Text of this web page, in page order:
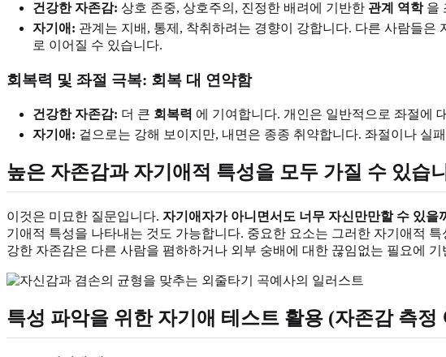
건강한 자존감: 상호 존중, 상호주의, 진정한 배려에 기반한 관계 역학을
자기애: 관계는 지배, 통제, 착취하려는 경향이 강합니다. 다른 사람들
로 이어질 수 있습니다.
회복력 및 좌절 극복: 회복 대 연약함
건강한 자존감: 더 큰 회복력 에 기여합니다. 개인은 일반적으로 좌절에
자기애: 겉으로는 강해 보이지만, 내면은 종종 취약합니다. 좌절이나 실
높은 자존감과 자기애적 특성을 모두 가질 수 있습
이것은 미묘한 질문입니다. 자기애자가 아니면서도 너무 자신만만할 수 있을
기애적 특성을 나타내는 것도 가능합니다. 중요한 요소는 그러한 자기애적
강한 자존감은 다른 사람을 폄하하거나 외부 숭배에 대한 끊임없는 필요에 기
특성 파악을 위한 자기애 테스트 활용 (자존감 측정